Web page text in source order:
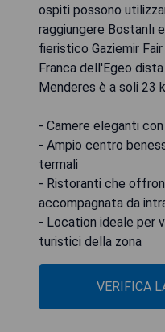
ospiti possono
raggiungere Bostanlı
fieristico Gaziemir
Franca dell'Egeo
Menderes è a soli 23
- Camere eleganti
- Ampio centro
termali
- Ristoranti che
accompagnata da
- Location ideale per
turistici della zona
VERIFICA